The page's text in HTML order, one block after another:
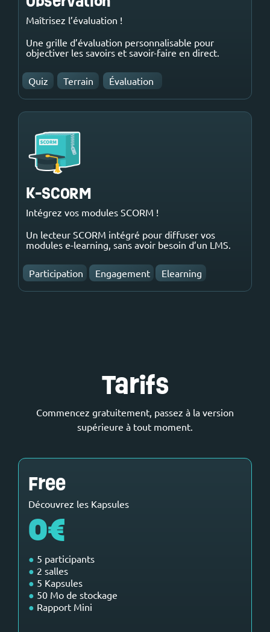
Maîtrisez l’évaluation !
Une grille d’évaluation personnalisable pour
objectiver les savoirs et savoir-faire en direct.‎ ‎
Quiz Terrain Évaluation
K-SCORM
Intégrez vos modules SCORM !
Un lecteur SCORM intégré pour diffuser vos
modules e-learning, sans avoir besoin d’un LMS.
Participation Engagement Elearning
Tarifs
Commencez gratuitement, passez à la version
supérieure à tout moment.
Free
Découvrez les Kapsules
0€
● 5 participants
● 2 salles
● 5 Kapsules
● 50 Mo de stockage
● Rapport Mini